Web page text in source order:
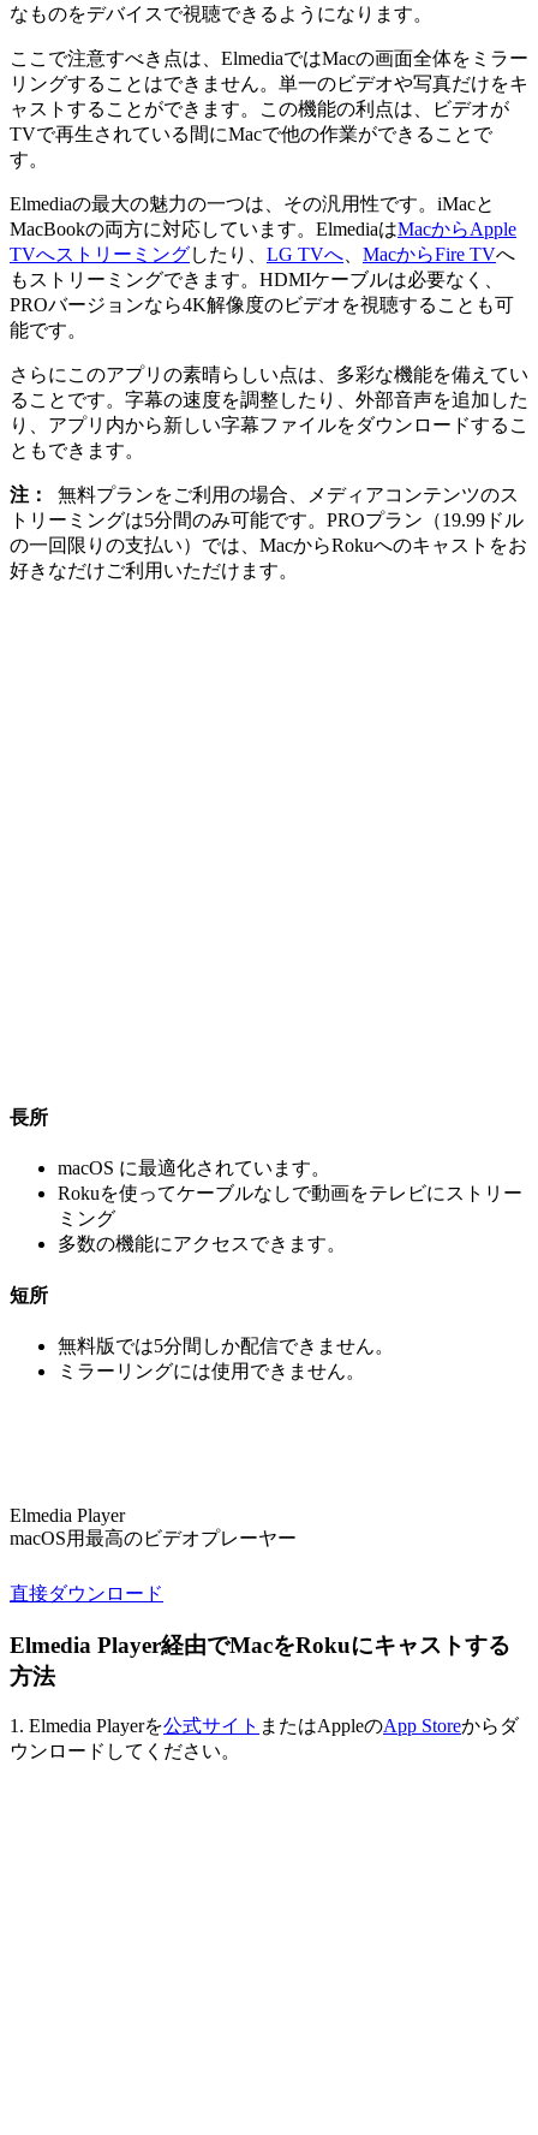
なものをデバイスで視聴できるようになります。
ここで注意すべき点は、ElmediaではMacの画面全体をミラー
リングすることはできません。単一のビデオや写真だけをキ
ャストすることができます。この機能の利点は、ビデオが
TVで再生されている間にMacで他の作業ができることで
す。
Elmediaの最大の魅力の一つは、その汎用性です。iMacと
MacBookの両方に対応しています。ElmediaはMacからApple
TVへストリーミングしたり、 LG TVへ MacからFire TVへ
もストリーミングできます。HDMIケーブルは必要なく、
PROバージョンなら4K解像度のビデオを視聴することも可
能です。
さらにこのアプリの素晴らしい点は、多彩な機能を備えてい
ることです。字幕の速度を調整したり、外部音声を追加した
り、アプリ内から新しい字幕ファイルをダウンロードするこ
ともできます。
注：
無料プランをご利用の場合、メディアコンテンツのス
トリーミングは5分間のみ可能です。PROプラン（19.99ドル
の一回限りの支払い）では、MacからRokuへのキャストをお
好きなだけご利用いただけます。
長所
macOS に最適化されています。
Rokuを使ってケーブルなしで動画をテレビにストリー
ミング
多数の機能にアクセスできます。
短所
無料版では5分間しか配信できません。
ミラーリングには使用できません。
Elmedia Player
macOS用最高のビデオプレーヤー
直接ダウンロード
Elmedia Player経由でMacをRokuにキャストする
方法
1. Elmedia Playerを公式サイト またはAppleのApp Storeからダ
ウンロードしてください。